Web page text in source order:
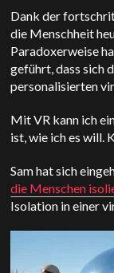
Dank der
die Menschheit
Paradoxerweise
geführt, dass sich
personalisierten
Mit VR kann ich
ist, wie ich es will.
Sam hat sich
die Menschen
Isolation in einer